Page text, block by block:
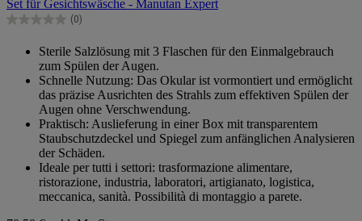
5
Sternen.
Set für Gesichtswäsche - Manutan Expert
(0)
0.0
Sternen.
Sterile Salzlösung mit 3 Flaschen für den Einmalgebrauch
zum Spülen der Augen.
Schnelle Nutzung: Das Okular ist vormontiert und ermöglicht
das präzise Ausrichten des Strahls zum effektiven Spülen der
Augen ohne Verschwendung.
Praktisch: Auslieferung in einer Box mit transparentem
Staubschutzdeckel und Spiegel zum anfänglichen Analysieren
der Schäden.
Ideale per tutti i settori: trasformazione alimentare,
ristorazione, industria, laboratori, artigianato, logistica,
meccanica, sanità. Possibilità di montaggio a parete.